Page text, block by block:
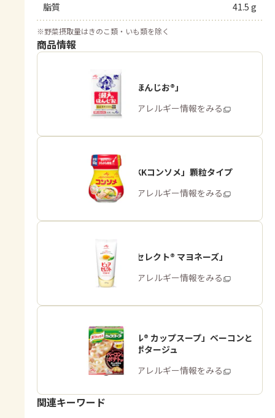
脂質 41.5 g
※野菜摂取量はきのこ類・いも類を除く
商品情報
「瀬戸のほんじお®」
商品・アレルギー情報をみる
「味の素KKコンソメ」顆粒タイプ
商品・アレルギー情報をみる
「ピュアセレクト® マヨネーズ」
商品・アレルギー情報をみる
「クノール® カップスープ」ベーコンと
ポテトのポタージュ
商品・アレルギー情報をみる
関連キーワード